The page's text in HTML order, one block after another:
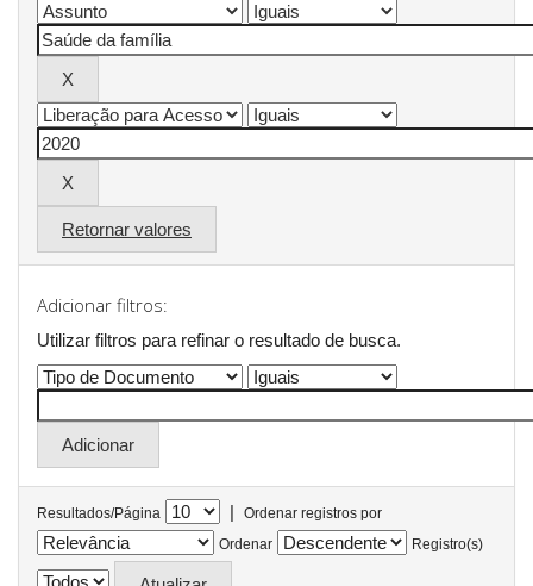
Retornar valores
Adicionar filtros:
Utilizar filtros para refinar o resultado de busca.
Resultados/Página |
Ordenar registros por
Ordenar
Registro(s)